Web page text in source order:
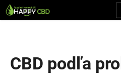
Prejsť
na
CBD podľa
K
o
Č
o